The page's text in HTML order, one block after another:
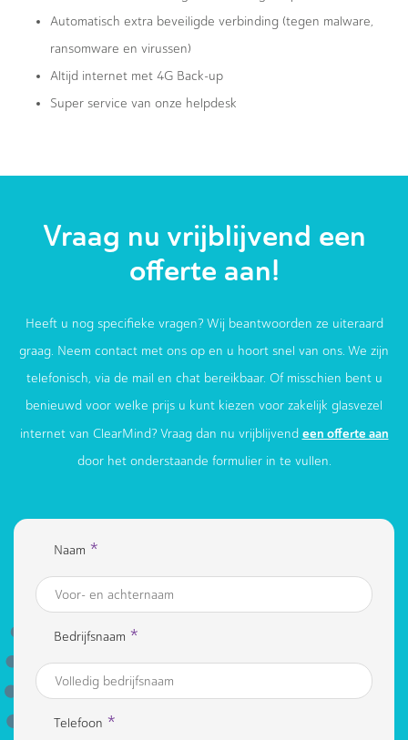
Automatisch extra beveiligde verbinding (tegen malware,
ransomware en virussen)
Altijd internet met 4G Back-up
Super service van onze helpdesk
Vraag nu vrijblijvend een
offerte aan!
Heeft u nog specifieke vragen? Wij beantwoorden ze uiteraard
graag. Neem contact met ons op en u hoort snel van ons. We zijn
telefonisch, via de mail en chat bereikbaar. Of misschien bent u
benieuwd voor welke prijs u kunt kiezen voor zakelijk glasvezel
internet van ClearMind? Vraag dan nu vrijblijvend een offerte aan
door het onderstaande formulier in te vullen.
Naam *
Bedrijfsnaam *
Telefoon *